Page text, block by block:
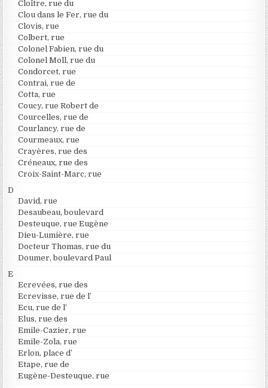
Cloître, rue du
Clou dans le Fer, rue du
Clovis, rue
Colbert, rue
Colonel Fabien, rue du
Colonel Moll, rue du
Condorcet, rue
Contrai, rue de
Cotta, rue
Coucy, rue Robert de
Courcelles, rue de
Courlancy, rue de
Courmeaux, rue
Crayères, rue des
Créneaux, rue des
Croix-Saint-Marc, rue
D
David, rue
Desaubeau, boulevard
Desteuque, rue Eugène
Dieu-Lumière, rue
Docteur Thomas, rue du
Doumer, boulevard Paul
E
Ecrevées, rue des
Ecrevisse, rue de l’
Ecu, rue de l’
Elus, rue des
Emile-Cazier, rue
Emile-Zola, rue
Erlon, place d’
Etape, rue de
Eugène-Desteuque, rue